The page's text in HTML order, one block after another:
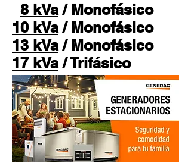
8 kVa/ Monofásico
10 kVa/ Monofásico
13 kVa/ Monofásico
17 kVa/ Trifásico